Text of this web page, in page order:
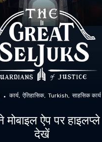
कार्य ऐतिहासिक Turkish साहसिक कार्य
मोबाइल ऐप पर हाइलप्ले
देखें